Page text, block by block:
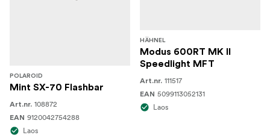
POLAROID
Mint SX-70 Flashbar
Art.nr. 108872
EAN 9120042754288
Laos
HÄHNEL
Modus 600RT MK II
Speedlight MFT
Art.nr. 111517
EAN 5099113052131
Laos